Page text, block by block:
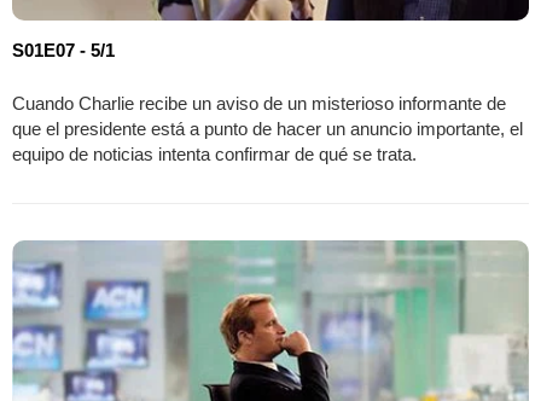
S01E07 - 5/1
Cuando Charlie recibe un aviso de un misterioso informante de
que el presidente está a punto de hacer un anuncio importante, el
equipo de noticias intenta confirmar de qué se trata.